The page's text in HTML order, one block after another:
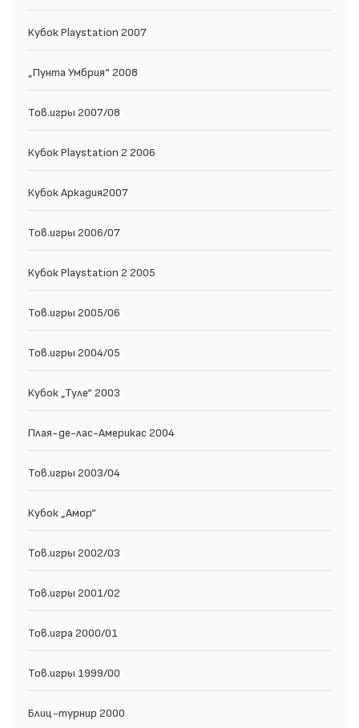
Кубок Playstation 2007
„Пунта Умбрия“ 2008
Тов.игры 2007/08
Кубок Playstation 2 2006
Кубок Аркадия2007
Тов.игры 2006/07
Кубок Playstation 2 2005
Тов.игры 2005/06
Тов.игры 2004/05
Кубок „Туле“ 2003
Плая-де-лас-Америкас 2004
Тов.игры 2003/04
Кубок „Амор“
Тов.игры 2002/03
Тов.игры 2001/02
Тов.игра 2000/01
Тов.игры 1999/00
Блиц-турнир 2000